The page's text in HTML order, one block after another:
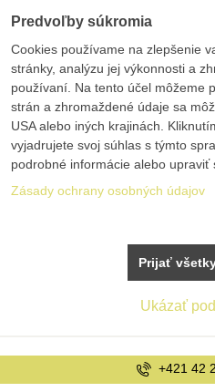
+421 42
Predvoľby súkromia
Cookies používame na zlepšenie
stránky, analýzu jej výkonnosti a
používaní. Na tento účel môžeme
strán a zhromaždené údaje sa
USA alebo iných krajinách.
vyjadrujete svoj súhlas s týmto
podrobné informácie alebo upraviť
Zásady ochrany osobných údajov
Ukázať
Prijať